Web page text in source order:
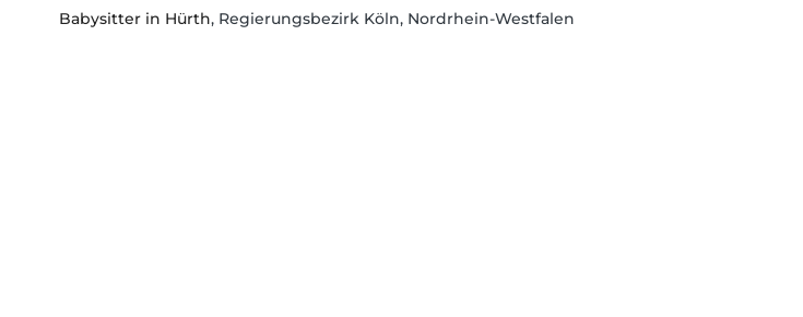
Babysitter in Hürth, Regierungsbezirk Köln, Nordrhein-Westfalen